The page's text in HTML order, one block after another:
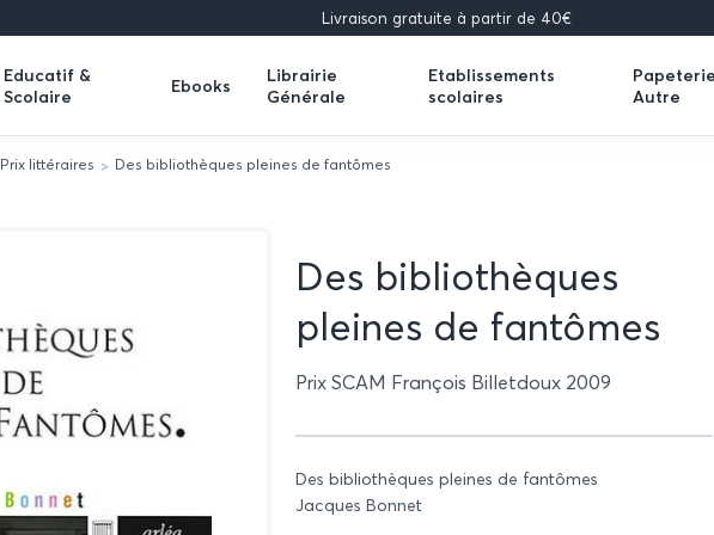
Livraison gratuite à partir de 40€
Educatif &
Scolaire
Expand
submenu
Ebooks
Librairie
Générale
Expand
submenu
Etablissements
scolaires
Expand
Autre
Expand
Prix littéraires Des bibliothèques pleines de fantômes
Des bibliothèques
pleines de fantômes
Prix SCAM François Billetdoux 2009
Des bibliothèques pleines de fantômes
Jacques Bonnet